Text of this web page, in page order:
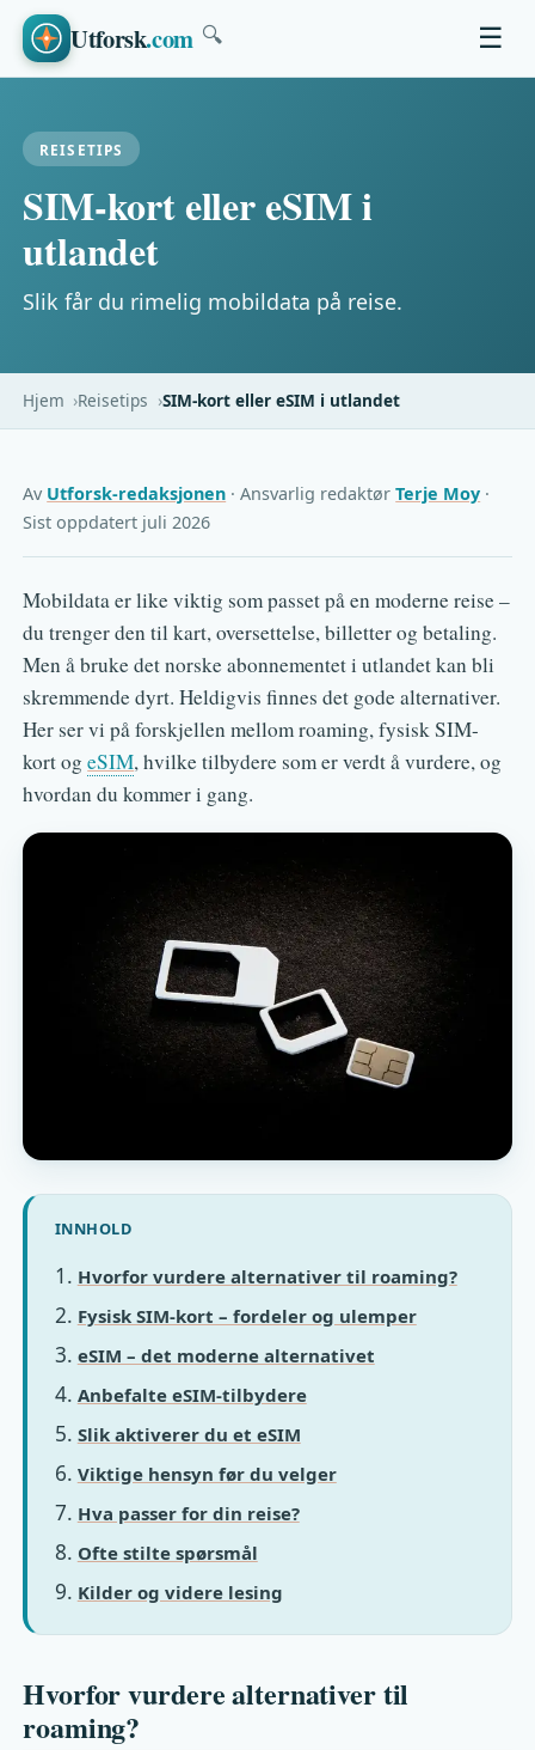
Utforsk.com 🔍 ☰
REISETIPS
SIM-kort eller eSIM i
utlandet
Slik får du rimelig mobildata på reise.
Hjem Reisetips SIM-kort eller eSIM i utlandet
Av Utforsk-redaksjonen · Ansvarlig redaktørTerje Moy ·
Sist oppdatert juli 2026
Mobildata er like viktig som passet på en moderne reise –
du trenger den til kart, oversettelse, billetter og betaling.
Men å bruke det norske abonnementet i utlandet kan bli
skremmende dyrt. Heldigvis finnes det gode alternativer.
Her ser vi på forskjellen mellom roaming, fysisk SIM-
kort ogeSIM, hvilke tilbydere som er verdt å vurdere, og
hvordan du kommer i gang.
INNHOLD
Hvorfor vurdere alternativer til roaming?
Fysisk SIM-kort – fordeler og ulemper
eSIM – det moderne alternativet
Anbefalte eSIM-tilbydere
Slik aktiverer du et eSIM
Viktige hensyn før du velger
Hva passer for din reise?
Ofte stilte spørsmål
Kilder og videre lesing
Hvorfor vurdere alternativer til
roaming?